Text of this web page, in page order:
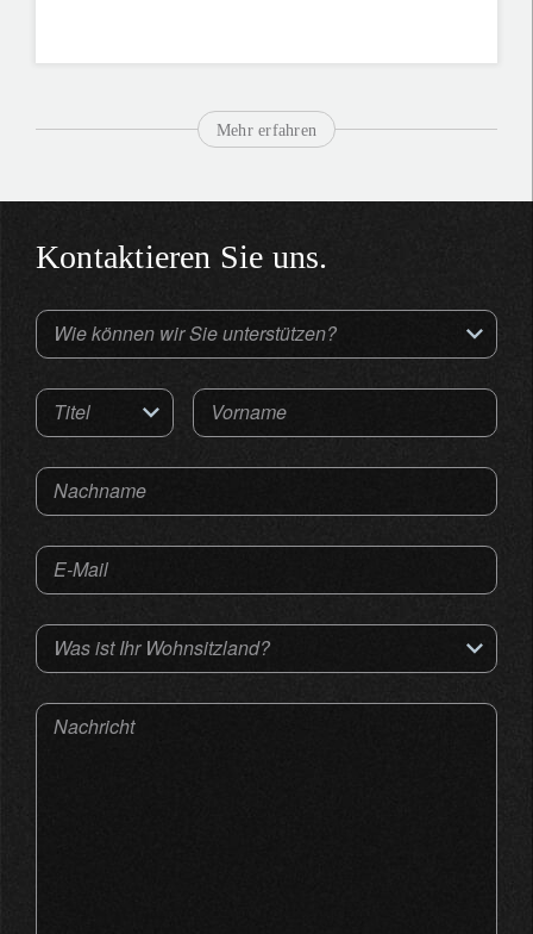
Mehr erfahren
Kontaktieren Sie uns.
Wie können wir Sie unterstützen?
Titel Vorname
Nachname
E-Mail
Was ist Ihr Wohnsitzland?
Nachricht